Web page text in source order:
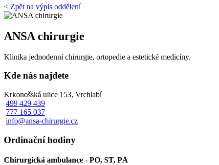
< Zpět na výpis oddělení
ANSA chirurgie
Klinika jednodenní chirurgie, ortopedie a estetické medicíny.
Kde nás najdete
Krkonošská ulice 153, Vrchlabí
499 429 439
777 165 037
info@ansa-chirurgie.cz
Ordinační hodiny
Chirurgická ambulance - PO, ST, PÁ